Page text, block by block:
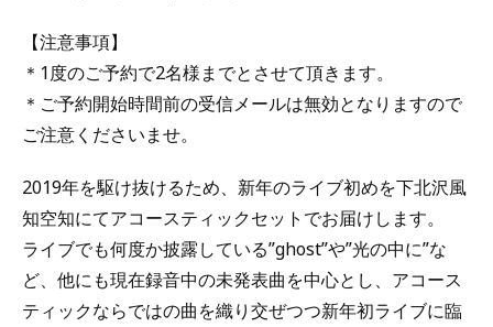
【注意事項】
＊1度のご予約で2名様までとさせて頂きます。
＊ご予約開始時間前の受信メールは無効となりますので
ご注意くださいませ。
2019年を駆け抜けるため、新年のライブ初めを下北沢風
知空知にてアコースティックセットでお届けします。
ライブでも何度か披露している”ghost”や”光の中に”な
ど、他にも現在録音中の未発表曲を中心とし、アコース
ティックならではの曲を織り交ぜつつ新年初ライブに臨